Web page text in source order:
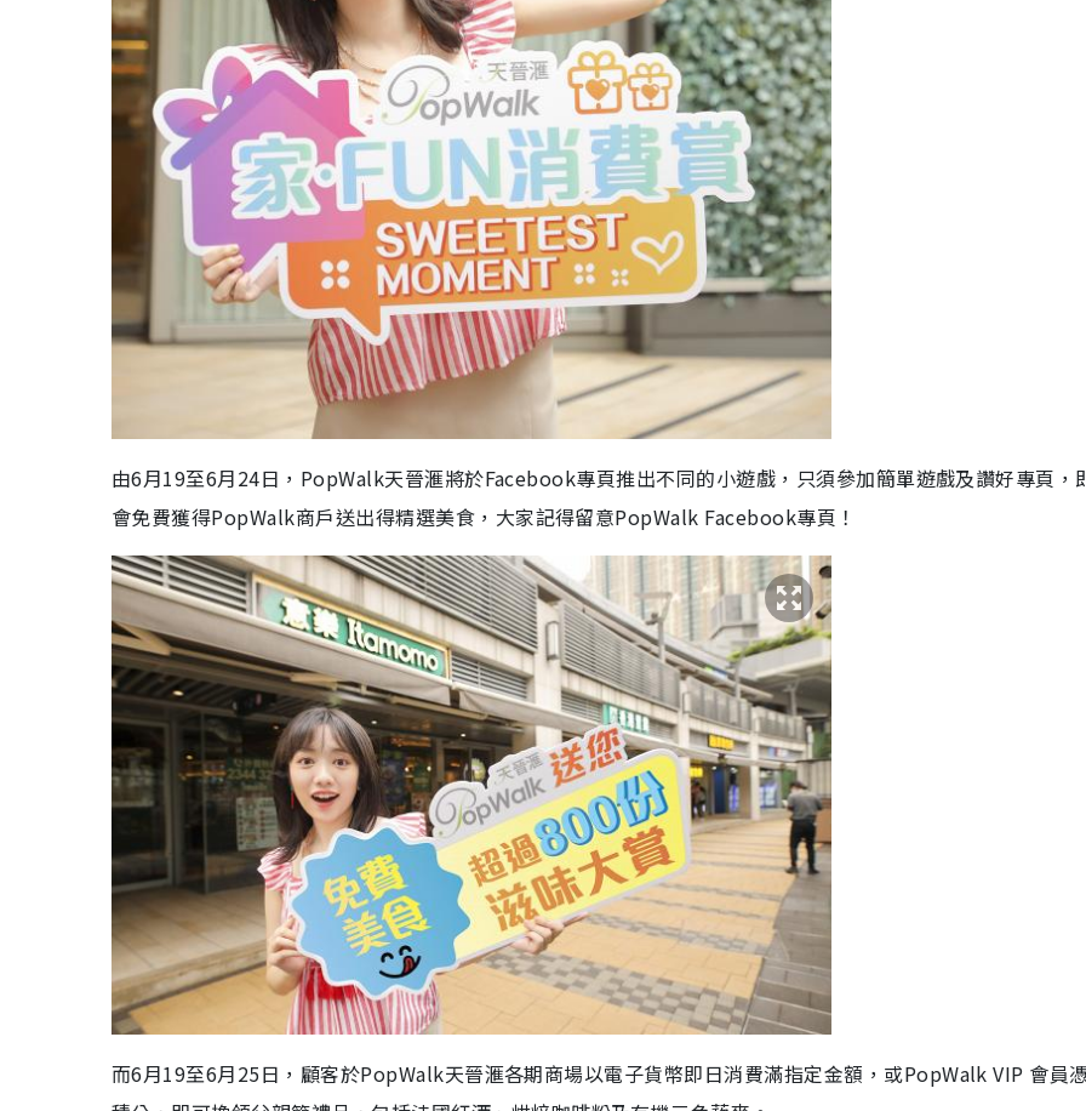
由6月19至6月24日，PopWalk天晉滙將於Facebook專頁推出不同的小遊戲，只須參加簡單遊戲及讚好專頁，
會免費獲得PopWalk商戶送出得精選美食，大家記得留意PopWalk Facebook專頁！
而6月19至6月25日，顧客於PopWalk天晉滙各期商場以電子貨幣即日消費滿指定金額，或PopWalk VIP 會員